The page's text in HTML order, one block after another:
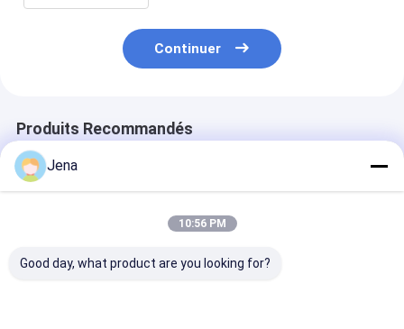
Continuer
Produits Recommandés
Jena
10:56 PM
Good day, what product are you looking for?